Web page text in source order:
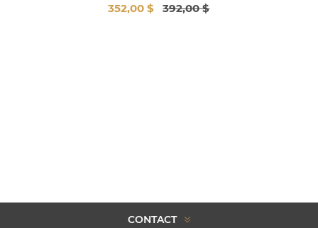
352,00 $ 392,00 $
CONTACT